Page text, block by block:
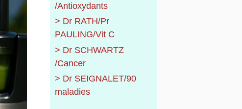
/Antioxydants
> Dr RATH/Pr
PAULING/Vit C
> Dr SCHWARTZ
/Cancer
> Dr SEIGNALET/90
maladies